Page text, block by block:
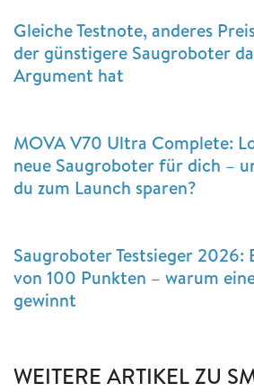
Gleiche Testnote, anderes
der günstigere Saugroboter
Argument hat
MOVA V70 Ultra Complete:
neue Saugroboter für dich –
du zum Launch sparen?
Saugroboter Testsieger 2026:
von 100 Punkten – warum
gewinnt
WEITERE ARTIKEL ZU